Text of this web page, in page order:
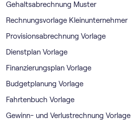
Gehaltsabrechnung Muster
Rechnungsvorlage Kleinunternehmer
Provisionsabrechnung Vorlage
Dienstplan Vorlage
Finanzierungsplan Vorlage
Budgetplanung Vorlage
Fahrtenbuch Vorlage
Gewinn- und Verlustrechnung Vorlage